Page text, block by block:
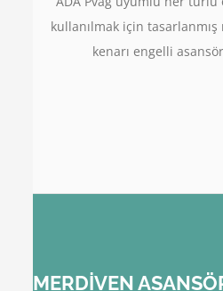
kullanılmak için
kenarı engelli
MERDİVEN